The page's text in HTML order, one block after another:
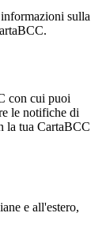
sulla
con cui puoi
le notifiche di
la tua CartaBCC
e all'estero,